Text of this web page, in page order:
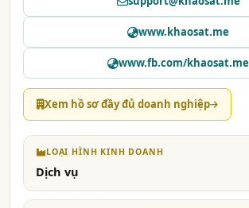
www.khaosat.me
www.fb.com/khaosat.me
Xem hồ sơ đầy đủ doanh nghiệp
LOẠI HÌNH KINH DOANH
Dịch vụ